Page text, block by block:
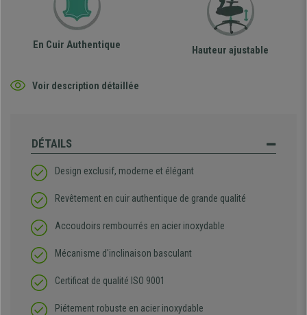
En Cuir Authentique Hauteur ajustable
Voir description détaillée
DÉTAILS
Design exclusif, moderne et élégant
Revêtement en cuir authentique de grande qualité
Accoudoirs rembourrés en acier inoxydable
Mécanisme d'inclinaison basculant
Certificat de qualité ISO 9001
Piétement robuste en acier inoxydable